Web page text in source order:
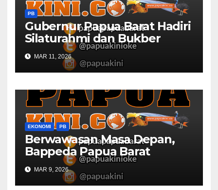
PB
Gubernur Papua Barat Hadiri
Silaturahmi dan Bukber
Bersama DPR RI dan
Mendagri di IPDN
MAR 11, 2026
EKONOMI PB
Berwawasan Masa Depan,
Bappeda Papua Barat
Konsultasi Publik RKPD 2027
MAR 9, 2026